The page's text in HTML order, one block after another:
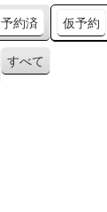
予約済 仮予約
すべて